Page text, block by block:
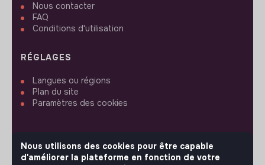
Nous contacter
FAQ
Conditions d'utilisation
RÉGLAGES
Langues ou régions
Plan du site
Paramètres des cookies
Nous utilisons des cookies pour être capable
d'améliorer la plateforme en fonction de votre